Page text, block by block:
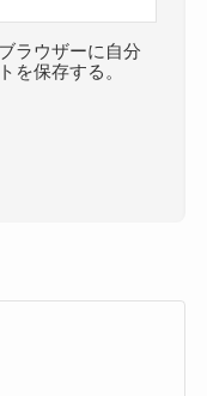
ラウザーに自分
を保存する。